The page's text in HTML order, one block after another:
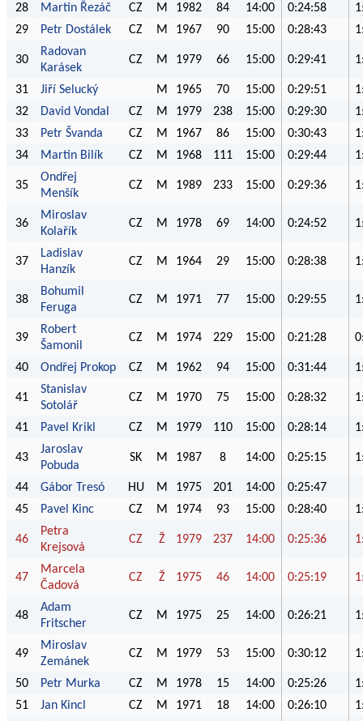
28 Martin Řezáč CZ M 1982 84 14:00 0:24:58
29
Petr Dostálek CZ M 1967 90 15:00 0:28:43
30
Radovan
Karásek
CZ M 1979 66 15:00 0:29:41
31 Jiří Selucký M 1965 70 15:00 0:29:51
32
David Vondal CZ M 1979 238 15:00 0:29:30
33
Petr Švanda CZ M 1967 86 15:00 0:30:43
34
Martin Bilík CZ M 1968 111 15:00 0:29:44
35
Ondřej
Menšík
CZ M 1989 233 15:00 0:29:36
36
Miroslav
Kolařík
CZ M 1978 69 14:00 0:24:52
37
Ladislav
Hanzík
CZ M 1964 29 15:00 0:28:38
38
Bohumil
Feruga
CZ M 1971 77 15:00 0:29:55
39
Robert
Šamonil
CZ M 1974 229 15:00 0:21:28
40 Ondřej Prokop CZ M 1962 94 15:00 0:31:44
41
Stanislav
Sotolář
CZ M 1970 75 15:00 0:28:32
41 Pavel Krikl CZ M 1979 110 15:00 0:28:14
43
Jaroslav
Pobuda
SK M 1987 8 14:00 0:25:15
44 Gábor Tresó HU M 1975 201 14:00
0:25:47
45
Pavel Kinc CZ M 1974 93 15:00 0:28:40
46
Petra
Krejsová
CZ Ž 1979 237 14:00 0:25:36
47
Marcela
Čadová
CZ Ž 1975 46 14:00 0:25:19
48
Adam
Fritscher
CZ M 1975 25 14:00 0:26:21
49
Miroslav
Zemánek
CZ M 1979 53 15:00 0:30:12
50 Petr Murka CZ M 1978 15 14:00 0:25:26
51
Jan Kincl CZ M 1971 18 14:00 0:26:10